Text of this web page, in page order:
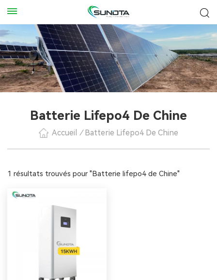
Batterie Lifepo4 De Chine
Accueil / Batterie Lifepo4 De Chine
1 résultats trouvés pour "Batterie lifepo4 de Chine"